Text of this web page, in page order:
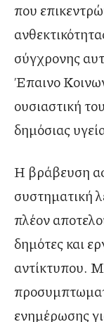
που
σύγχρονης
Έπαινο
ουσιαστική
δημόσιας
Η βράβευση
συστηματική
πλέον
δημότες και
αντίκτυπου.
ενημέρωσης